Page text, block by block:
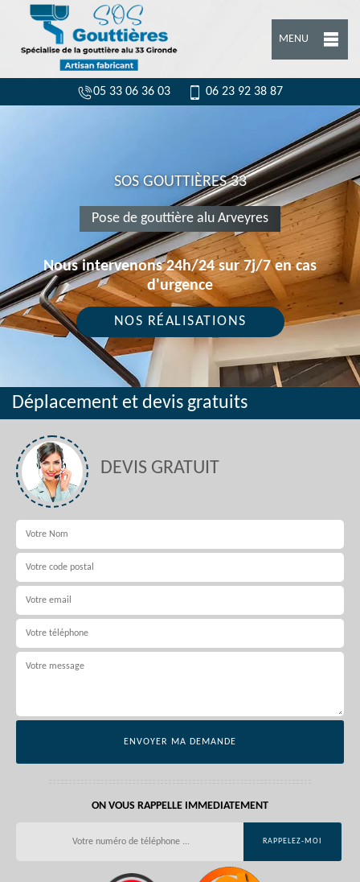
MENU
05 33 06 36 03 06 23 92 38 87
SOS GOUTTIÈRES 33
Pose de gouttière alu Arveyres
Nous intervenons 24h/24 sur 7j/7 en cas
d'urgence
NOS RÉALISATIONS
Déplacement et devis gratuits
DEVIS GRATUIT
ON VOUS RAPPELLE IMMEDIATEMENT